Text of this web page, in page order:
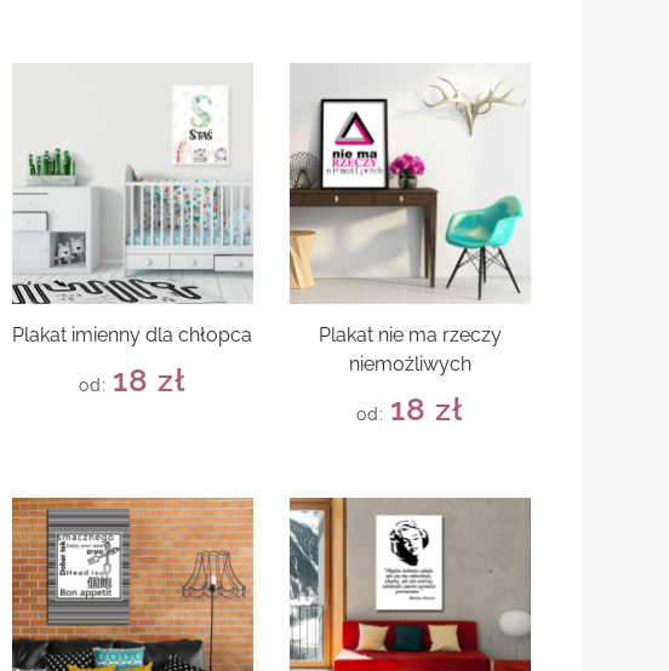
Plakat imienny dla chłopca
od: 18zł
Plakat nie ma rzeczy
niemożliwych
od: 18zł